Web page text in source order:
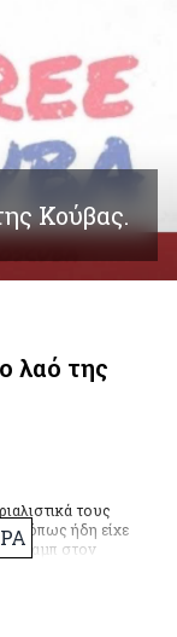
Κούβας.
λαό της
τους
όπως ήδη είχε
Τραμπ στον
πριν ακριβώς